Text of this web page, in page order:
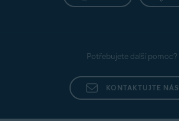
Potřebujete další pomoc?
KONTAKTUJTE NÁS